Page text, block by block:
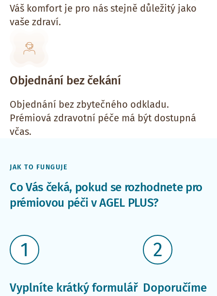
Váš komfort je pro nás stejně důležitý jako
vaše zdraví.
Objednání bez čekání
Objednání bez zbytečného odkladu.
Prémiová zdravotní péče má být dostupná
včas.
JAK TO FUNGUJE
Co Vás čeká, pokud se rozhodnete pro
prémiovou péči v AGEL PLUS?
1
Vyplníte krátký formulář
2
Doporučíme